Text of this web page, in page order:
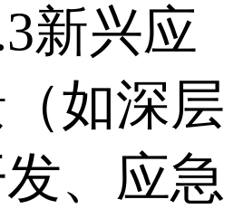
新兴应
如深层
、应急